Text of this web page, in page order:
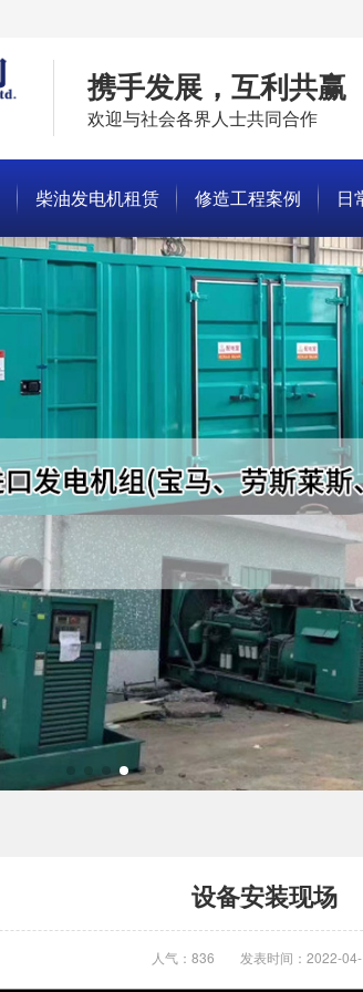
携手发展，互利共赢
欢迎与社会各界人士共同合作
柴油发电机租赁 修造工程案例 日
设备安装现场
人气：836 发表时间：2022-